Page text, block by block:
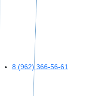
8 (962) 366-56-61